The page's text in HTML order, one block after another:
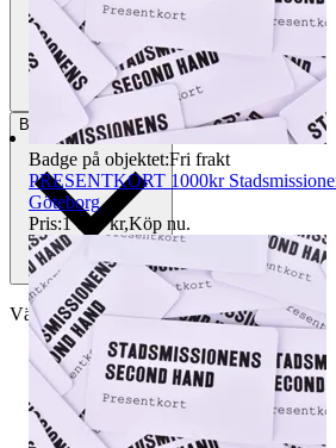
BetalningVia Tradera
Välj till köparskydd
Badge på objektet:Fri frakt
PRESENTKORT 1000kr
Göteborg
Pris:1 000 kr,Köp nu.